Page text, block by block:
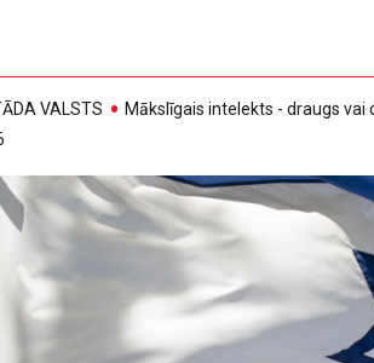
VALSTS
Mākslīgais intelekts - draugs vai